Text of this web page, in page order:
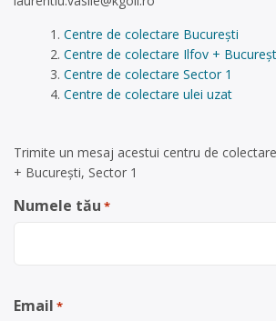
Centre de colectare București
Centre de colectare Ilfov +
Centre de colectare Sector 1
Centre de colectare ulei uzat
Trimite un mesaj acestui centru de
+ București, Sector 1
Numele tău *
Email *